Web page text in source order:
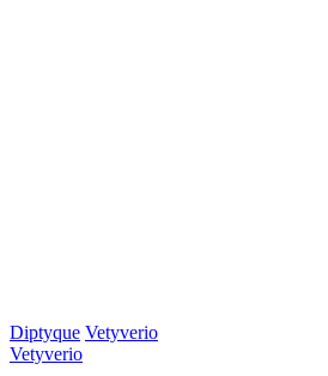
Diptyque Vetyverio
Vetyverio